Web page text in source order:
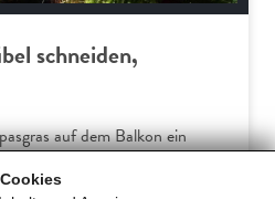
schneiden,
auf dem Balkon ein
Blicken. Pompöses